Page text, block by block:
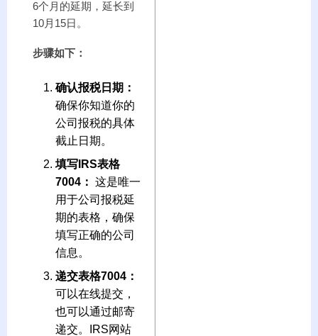
6个月的延期，延长到
10月15日。
步骤如下：
确认报税日期：
确保你知道你的
公司报税的具体
截止日期。
填写IRS表格
7004： 这是唯一
用于公司报税延
期的表格，确保
填写正确的公司
信息。
递交表格7004：
可以在线提交，
也可以通过邮寄
递交。IRS网站